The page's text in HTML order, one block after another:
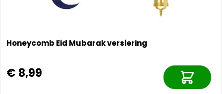
Honeycomb Eid Mubarak versiering
€ 8,99